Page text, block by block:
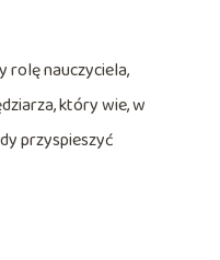
rolę nauczyciela,
który wie, w
przyspieszyć